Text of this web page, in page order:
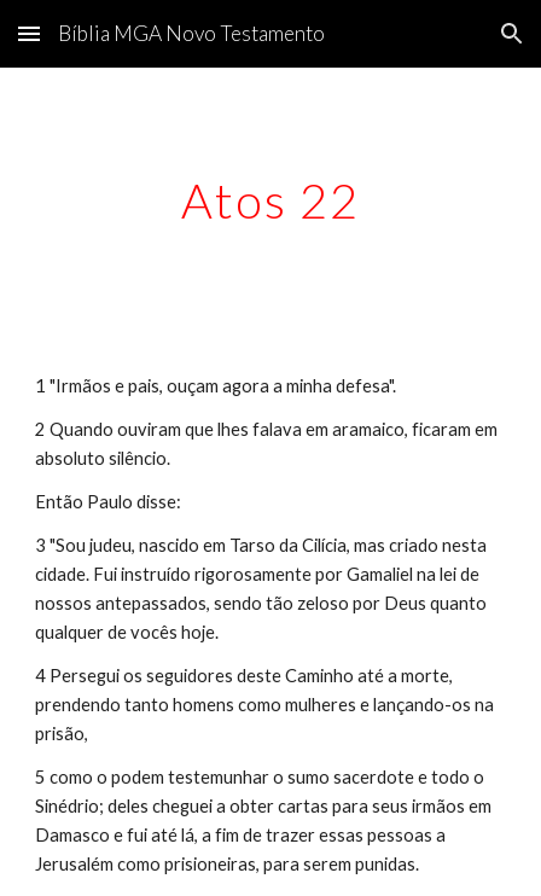
Skip to main content Skip to navigation
Bíblia MGA Novo Testamento
Atos 22
1 "Irmãos e pais, ouçam agora a minha defesa".
2 Quando ouviram que lhes falava em aramaico, ficaram em
absoluto silêncio.
Então Paulo disse:
3 "Sou judeu, nascido em Tarso da Cilícia, mas criado nesta
cidade. Fui instruído rigorosamente por Gamaliel na lei de
nossos antepassados, sendo tão zeloso por Deus quanto
qualquer de vocês hoje.
4 Persegui os seguidores deste Caminho até a morte,
prendendo tanto homens como mulheres e lançando-os na
prisão,
5 como o podem testemunhar o sumo sacerdote e todo o
Sinédrio; deles cheguei a obter cartas para seus irmãos em
Damasco e fui até lá, a fim de trazer essas pessoas a
Jerusalém como prisioneiras, para serem punidas.